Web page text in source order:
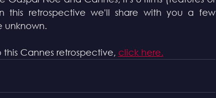
this retrospective we'll share with you a few
unknown.
Cannes retrospective, click here.